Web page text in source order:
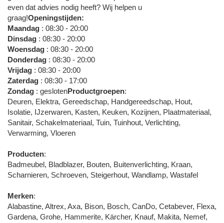
even dat advies nodig heeft? Wij helpen u
graag!Openingstijden:
Maandag : 08:30 - 20:00
Dinsdag : 08:30 - 20:00
Woensdag : 08:30 - 20:00
Donderdag : 08:30 - 20:00
Vrijdag : 08:30 - 20:00
Zaterdag : 08:30 - 17:00
Zondag : geslotenProductgroepen:
Deuren, Elektra, Gereedschap, Handgereedschap, Hout,
Isolatie, IJzerwaren, Kasten, Keuken, Kozijnen, Plaatmateriaal,
Sanitair, Schakelmateriaal, Tuin, Tuinhout, Verlichting,
Verwarming, Vloeren
Producten:
Badmeubel, Bladblazer, Bouten, Buitenverlichting, Kraan,
Scharnieren, Schroeven, Steigerhout, Wandlamp, Wastafel
Merken:
Alabastine, Altrex, Axa, Bison, Bosch, CanDo, Cetabever, Flexa,
Gardena, Grohe, Hammerite, Kärcher, Knauf, Makita, Nemef,